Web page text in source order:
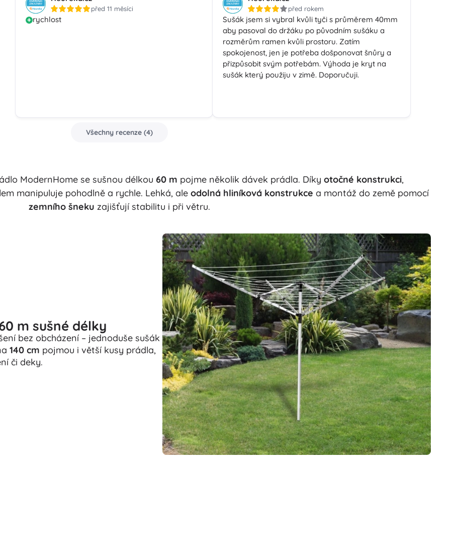
před 11 měsíci
rychlost
před rokem
Sušák jsem si vybral kvůli tyči s průměrem 40mm
aby pasoval do držáku po původním sušáku a
rozměrům ramen kvůli prostoru. Zatím
spokojenost, jen je potřeba došponovat šnůry a
přizpůsobit svým potřebám. Výhoda je kryt na
sušák který použiju v zimě. Doporučuji.
Všechny recenze(4)
ModernHome se sušnou délkou 60 m pojme několik dávek prádla. Díky otočné konstrukci,
manipuluje pohodlně a rychle. Lehká, ale odolná hliníková konstrukce a montáž do země pomocí
zemního šneku zajišťují stabilitu i při větru.
m sušné délky
bez obcházení – jednoduše sušák
140 cm pojmou i větší kusy prádla,
či deky.